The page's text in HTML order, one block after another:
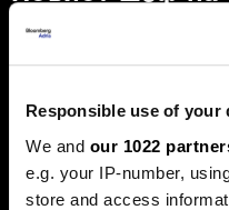
Responsible use of your
We and our 1022
e.g. your IP-number,
store and access
намали
агресивно да ја
каматните стапки, но
рисрч“ предупредува
придобие скептичните